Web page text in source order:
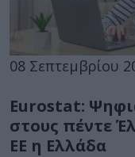
08 Σεπτεμβρίου
Eurostat:
στους πέντε
ΕΕ η Ελλάδα